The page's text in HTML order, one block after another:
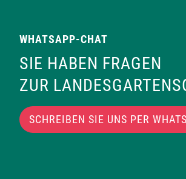
WHATSAPP-CHAT
SIE HABEN FRAGEN
ZUR
SCHREIBEN SIE UNS PER